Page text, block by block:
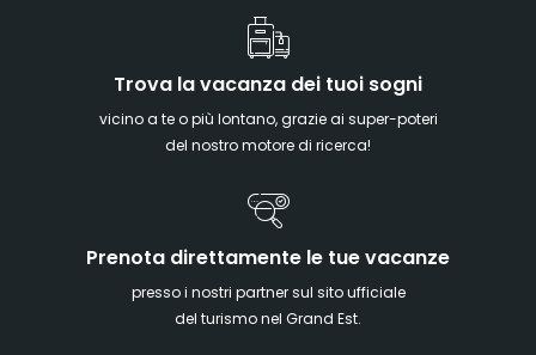
Trova la vacanza dei tuoi sogni
vicino a te o più lontano, grazie ai super-poteri
del nostro motore di ricerca!
Prenota direttamente le tue vacanze
presso i nostri partner sul sito ufficiale
del turismo nel Grand Est.